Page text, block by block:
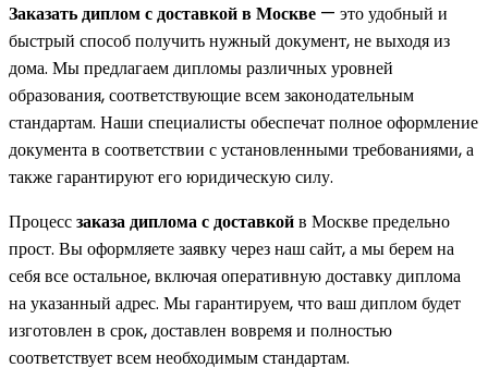
Заказать диплом с доставкой в Москве — это удобный и
быстрый способ получить нужный документ, не выходя из
дома. Мы предлагаем дипломы различных уровней
образования, соответствующие всем законодательным
стандартам. Наши специалисты обеспечат полное оформление
документа в соответствии с установленными требованиями, а
также гарантируют его юридическую силу.
Процессзаказа диплома с доставкойв Москве предельно
прост. Вы оформляете заявку через наш сайт, а мы берем на
себя все остальное, включая оперативную доставку диплома
на указанный адрес. Мы гарантируем, что ваш диплом будет
изготовлен в срок, доставлен вовремя и полностью
соответствует всем необходимым стандартам.